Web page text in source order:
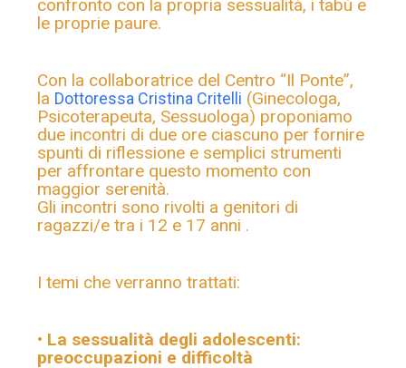
confronto con la propria sessualità, i tabù e
le proprie paure.
Con la collaboratrice del Centro “Il Ponte”,
la Dottoressa Cristina Critelli (Ginecologa,
Psicoterapeuta, Sessuologa) proponiamo
due incontri di due ore ciascuno per fornire
spunti di riflessione e semplici strumenti
per affrontare questo momento con
maggior serenità.
Gli incontri sono rivolti a genitori di
ragazzi/e tra i 12 e 17 anni .
I temi che verranno trattati:
• La sessualità degli adolescenti:
preoccupazioni e difficoltà